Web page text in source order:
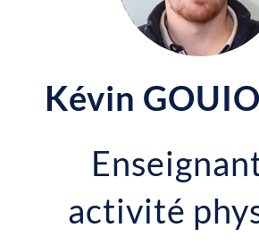
Kévin
activité